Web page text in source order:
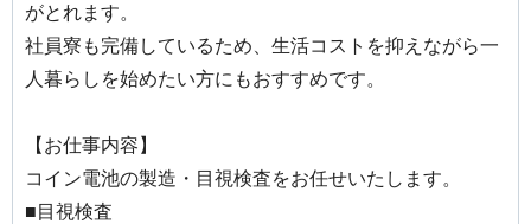
がとれます。
社員寮も完備しているため、生活コストを抑えながら一
人暮らしを始めたい方にもおすすめです。
【お仕事内容】
コイン電池の製造・目視検査をお任せいたします。
■目視検査